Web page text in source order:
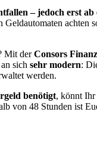
– jedoch erst
achten
Mit derConsors
sich sehr modern:
werden.
benötigt, könnt Ihr
von 48 Stunden ist